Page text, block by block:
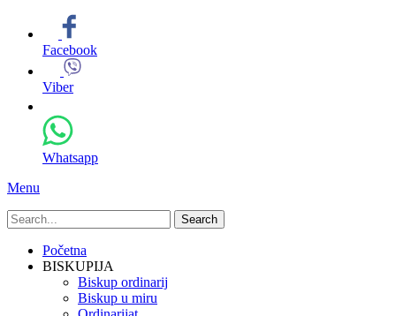
Facebook
Viber
Whatsapp
Menu
Search
for:
Primary
Menu
Skip
Početna
BISKUPIJA
Biskup ordinarij
Biskup u miru